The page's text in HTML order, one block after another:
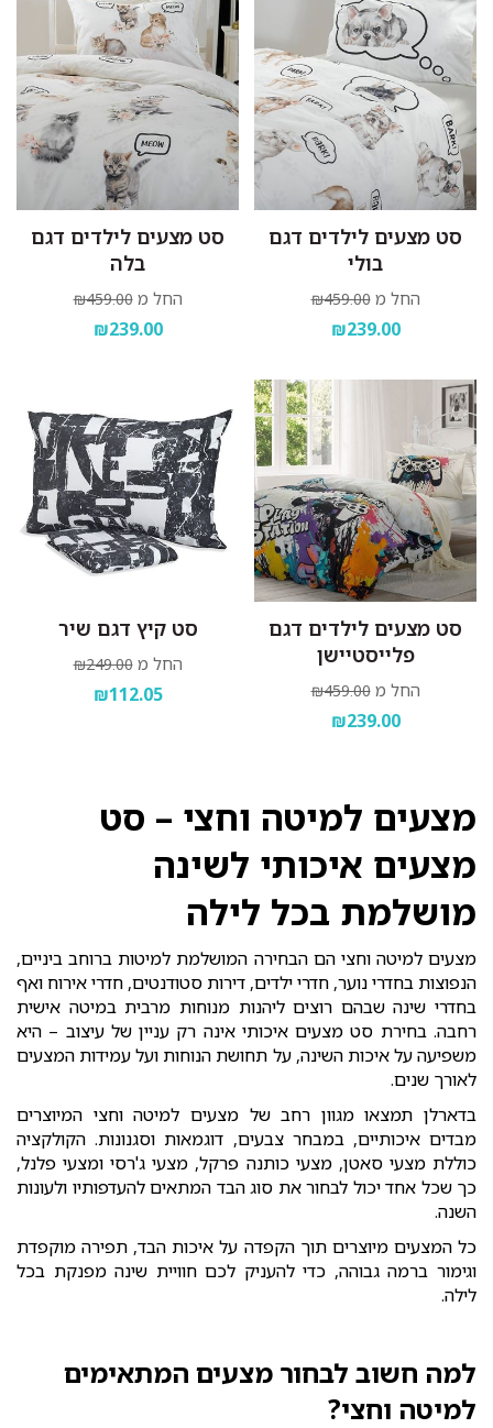
סט מצעים לילדים דגם
בולי
החל מ ₪459.00
₪239.00
סט מצעים לילדים דגם
בלה
החל מ ₪459.00
₪239.00
סט מצעים לילדים דגם
פלייסטיישן
החל מ ₪459.00
₪239.00
סט קיץ דגם שיר
החל מ ₪249.00
₪112.05
מצעים למיטה וחצי – סט
מצעים איכותי לשינה
מושלמת בכל לילה
מצעים למיטה וחצי הם הבחירה המושלמת למיטות ברוחב ביניים,
הנפוצות בחדרי נוער, חדרי ילדים, דירות סטודנטים, חדרי אירוח ואף
בחדרי שינה שבהם רוצים ליהנות מנוחות מרבית במיטה אישית
רחבה. בחירת סט מצעים איכותי אינה רק עניין של עיצוב – היא
משפיעה על איכות השינה, על תחושת הנוחות ועל עמידות המצעים
לאורך שנים.
בדארלן תמצאו מגוון רחב של מצעים למיטה וחצי המיוצרים
מבדים איכותיים, במבחר צבעים, דוגמאות וסגנונות. הקולקציה
כוללת מצעי סאטן, מצעי כותנה פרקל, מצעי ג'רסי ומצעי פלנל,
כך שכל אחד יכול לבחור את סוג הבד המתאים להעדפותיו ולעונות
השנה.
כל המצעים מיוצרים תוך הקפדה על איכות הבד, תפירה מוקפדת
וגימור ברמה גבוהה, כדי להעניק לכם חוויית שינה מפנקת בכל
לילה.
למה חשוב לבחור מצעים המתאימים
למיטה וחצי?